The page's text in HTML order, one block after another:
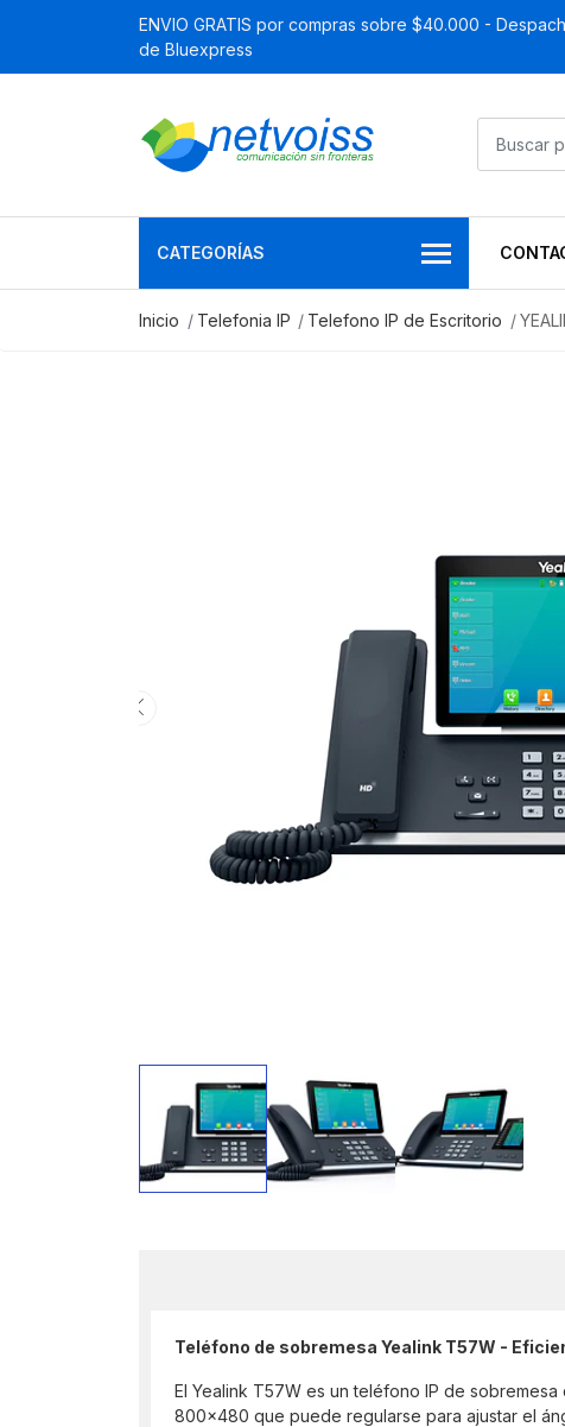
ENVIO GRATIS por compras sobre $40.000 -
de Bluexpress
CATEGORÍAS
Inicio Telefonia IP Telefono IP de Escritorio
Teléfono de sobremesa Yealink T57W -
El Yealink T57W es un teléfono IP de
800x480 que puede regularse para ajustar el